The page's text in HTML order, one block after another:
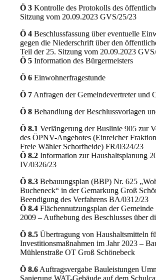
Ö 3 Kontrolle des Protokolls des
Sitzung vom 20.09.2023 GVS/25/23
Ö 4 Beschlussfassung über eventuelle
gegen die Niederschrift über den
Teil der 25. Sitzung vom 20.09.2023
Ö 5 Information des Bürgermeisters
Ö 6 Einwohnerfragestunde
Ö 7 Anfragen der Gemeindevertreter und
Ö 8 Behandlung der Beschlussvorlagen
Ö 8.1 Verlängerung der Buslinie 905 zur
des ÖPNV-Angebotes (Einreicher
Freie Wähler Schorfheide) FR/0324/23
Ö 8.2 Information zur Haushaltsplanung
IV/0326/23
Ö 8.3 Bebauungsplan (BBP) Nr. 625
Bucheneck“ in der Gemarkung Groß
Beendigung des Verfahrens BA/0312/23
Ö 8.4 Flächennutzungsplan der
2009 – Aufhebung des Beschlusses über
Ö 8.5 Übertragung von Haushaltsmitteln
Investitionsmaßnahmen im Jahr 2023 –
Mühlenstraße OT Groß Schönebeck
Ö 8.6 Auftragsvergabe Bauleistungen